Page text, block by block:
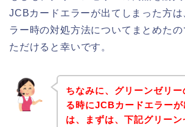
JCBカードエラーが出てしまった方
ラー時の対処方法についてまとめた
ただけると幸いです。
ちなみに、グリーンゼリ
る時にJCBカードエラー
は、まずは、下記グリー